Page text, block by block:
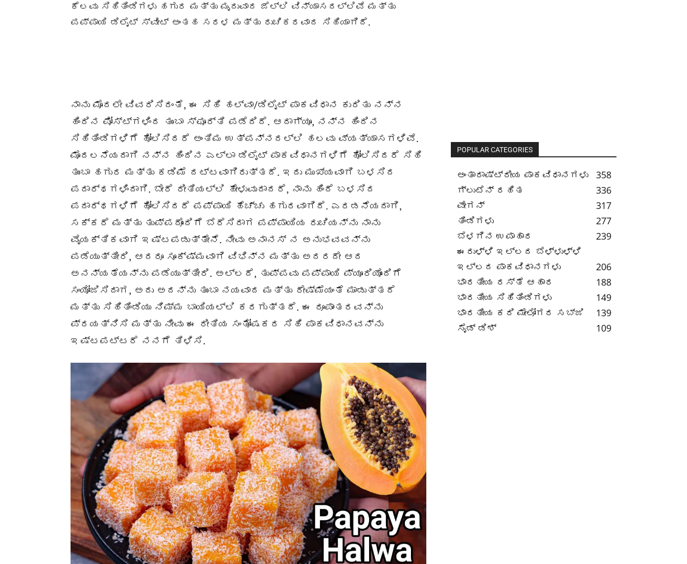
ಕೆಲವು ಸಿಹಿತಿಂಡಿಗಳು ಹಗುರ ಮತ್ತು ಮೃದುವಾದ ಜೆಲ್ಲಿ ವಿನ್ಯಾಸದಲ್ಲಿವೆ ಮತ್ತು
ಪಪ್ಪಾಯಿ ಡಿಲೈಟ್ ಸ್ವೀಟ್ ಅಂತಹ ಸರಳ ಮತ್ತು ರುಚಿಕರವಾದ ಸಿಹಿಯಾಗಿದೆ.
ನಾನು ಮೊದಲೇ ವಿವರಿಸಿದಂತೆ, ಈ ಸಿಹಿ ಹಲ್ವಾ/ಡಿಲೈಟ್ ಪಾಕವಿಧಾನ ಕುರಿತು ನನ್ನ
ಹಿಂದಿನ ಪೋಸ್ಟ್‌ಗಳಿಂದ ತುಂಬಾ ಸ್ಫೂರ್ತಿ ಪಡೆದಿದೆ. ಆದಾಗ್ಯೂ, ನನ್ನ ಹಿಂದಿನ
ಸಿಹಿತಿಂಡಿಗಳಿಗೆ ಹೋಲಿಸಿದರೆ ಅಂತಿಮ ಉತ್ಪನ್ನದಲ್ಲಿ ಹಲವು ವ್ಯತ್ಯಾಸಗಳಿವೆ.
ಮೊದಲನೆಯದಾಗಿ ನನ್ನ ಹಿಂದಿನ ಎಲ್ಲಾ ಡಿಲೈಟ್ ಪಾಕವಿಧಾನಗಳಿಗೆ ಹೋಲಿಸಿದರೆ ಸಿಹಿ
ತುಂಬಾ ಹಗುರ ಮತ್ತು ಕಡಿಮೆ ದಟ್ಟವಾಗಿರುತ್ತದೆ. ಇದು ಮುಖ್ಯವಾಗಿ ಬಳಸಿದ
ಪದಾರ್ಥಗಳಿಂದಾಗಿ. ಬೇರೆ ರೀತಿಯಲ್ಲಿ ಹೇಳುವುದಾದರೆ, ನಾನು ಹಿಂದೆ ಬಳಸಿದ
ಪದಾರ್ಥಗಳಿಗೆ ಹೋಲಿಸಿದರೆ ಪಪ್ಪಾಯಿ ಹೆಚ್ಚು ಹಗುರವಾಗಿದೆ. ಎರಡನೆಯದಾಗಿ,
ಸಕ್ಕರೆ ಮತ್ತು ತುಪ್ಪದೊಂದಿಗೆ ಬೆರೆಸಿದಾಗ ಪಪ್ಪಾಯಿಯ ರುಚಿಯನ್ನು ನಾನು
ವೈಯಕ್ತಿಕವಾಗಿ ಇಷ್ಟಪಡುತ್ತೇನೆ. ನೀವು ಅನಾನಸ್ ನ ಅನುಭವವನ್ನು
ಪಡೆಯುತ್ತೀರಿ, ಆದರೂ ಸೂಕ್ಷ್ಮವಾಗಿ ವಿಭಿನ್ನ ಮತ್ತು ಅದರದೇ ಆದ
ಅನನ್ಯತೆಯನ್ನು ಪಡೆಯುತ್ತೀರಿ. ಅಲ್ಲದೆ, ತುಪ್ಪವು ಪಪ್ಪಾಯಿ ಪ್ಯೂರಿಯೊಂದಿಗೆ
ಸಂಯೋಜಿಸಿದಾಗ, ಅದು ಅದನ್ನು ತುಂಬಾ ನಯವಾದ ಮತ್ತು ರೇಷ್ಮೆಯಂತೆ ಮಾಡುತ್ತದೆ
ಮತ್ತು ಸಿಹಿತಿಂಡಿಯು ನಿಮ್ಮ ಬಾಯಿಯಲ್ಲಿ ಕರಗುತ್ತದೆ. ಈ ರೂಪಾಂತರವನ್ನು
ಪ್ರಯತ್ನಿಸಿ ಮತ್ತು ನೀವು ಈ ರೀತಿಯ ಸಂತೋಷಕರ ಸಿಹಿ ಪಾಕವಿಧಾನವನ್ನು
ಇಷ್ಟಪಟ್ಟರೆ ನನಗೆ ತಿಳಿಸಿ.
POPULAR CATEGORIES
ಅಂತಾರಾಷ್ಟ್ರೀಯ ಪಾಕವಿಧಾನಗಳು
358
ಗ್ಲುಟೆನ್ ರಹಿತ
336
ವೇಗನ್
317
ತಿಂಡಿಗಳು
277
ಬೆಳಗಿನ ಉಪಾಹಾರ
239
ಈರುಳ್ಳಿ ಇಲ್ಲದ ಬೆಳ್ಳುಳ್ಳಿ
ಇಲ್ಲದ ಪಾಕವಿಧಾನಗಳು
206
ಭಾರತೀಯ ರಸ್ತೆ ಆಹಾರ
188
ಭಾರತೀಯ ಸಿಹಿತಿಂಡಿಗಳು
149
ಭಾರತೀಯ ಕರಿ ಮೇಲೋಗರ ಸಬ್ಜಿ
139
ಸೈಡ್ ಡಿಶ್
109